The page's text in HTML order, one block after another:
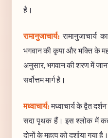
है।
रामानुजाचार्य: रामानुजाचार्य
भगवान की कृपा और भक्ति के
अनुसार, भगवान की शरण में
सर्वोत्तम मार्ग है।
मध्वाचार्य:मध्वाचार्य के द्वैत
सदा पृथक हैं। इस श्लोक में
दोनों के महत्व को दर्शाया गया है।